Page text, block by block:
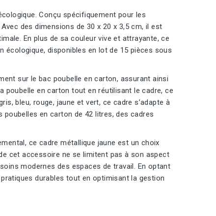
Conçu spécifiquement pour les
des dimensions de 30 x 20 x 3,5 cm, il est
En plus de sa couleur vive et attrayante, ce
écologique, disponibles en lot de 15 pièces sous
sur le bac poubelle en carton, assurant ainsi
en carton tout en réutilisant le cadre, ce
bleu, rouge, jaune et vert, ce cadre s’adapte à
en carton de 42 litres, des cadres
ce cadre métallique jaune est un choix
cet accessoire ne se limitent pas à son aspect
modernes des espaces de travail. En optant
durables tout en optimisant la gestion